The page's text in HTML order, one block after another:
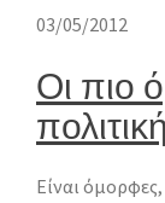
03/05/2012
Οι πιο
Είναι